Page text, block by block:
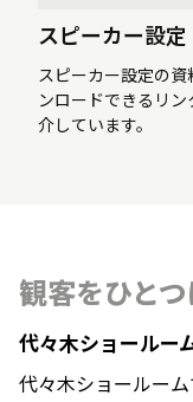
スピーカー設定
スピーカー設定の資
ンロードできるリン
介しています。
観客をひと
代々木ショールー
代々木ショールー